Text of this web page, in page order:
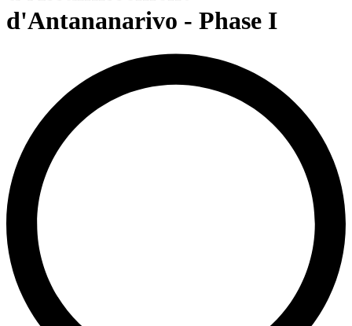
d'Antananarivo - Phase I